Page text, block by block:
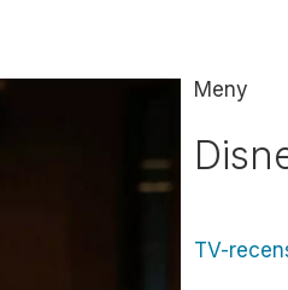
Meny
TV-